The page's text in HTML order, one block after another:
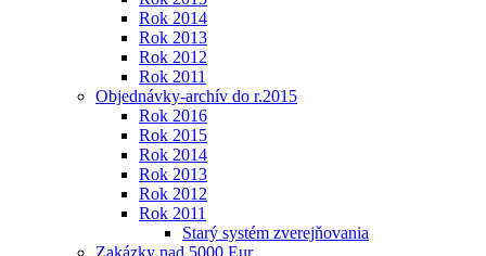
Rok 2014
Rok 2013
Rok 2012
Rok 2011
Objednávky-archív do r.2015
Rok 2016
Rok 2015
Rok 2014
Rok 2013
Rok 2012
Rok 2011
Starý systém zverejňovania
Zakázky nad 5000 Eur